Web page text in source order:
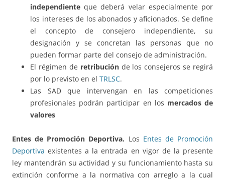
independiente que deberá velar especialmente por
los intereses de los abonados y aficionados. Se define
el concepto de consejero independiente, su
designación y se concretan las personas que no
pueden formar parte del consejo de administración.
El régimen de retribuciónde los consejeros se regirá
por lo previsto en el TRLSC.
Las SAD que intervengan en las competiciones
profesionales podrán participar en los mercados de
valores
Entes de Promoción Deportiva. Los Entes de Promoción
Deportiva existentes a la entrada en vigor de la presente
ley mantendrán su actividad y su funcionamiento hasta su
extinción conforme a la normativa con arreglo a la cual